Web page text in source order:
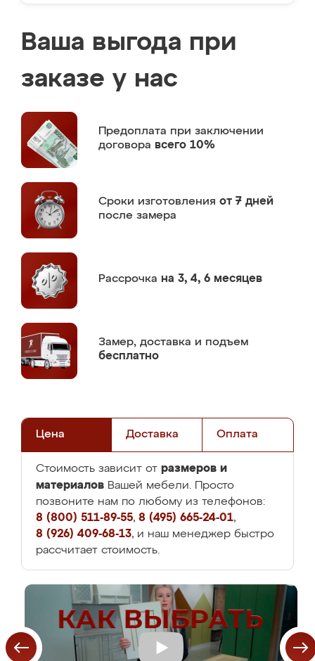
Ваша выгода при
заказе у нас
Предоплата при заключении
договора всего 10%
Сроки изготовления от 7 дней
после замера
Рассрочка на 3, 4, 6 месяцев
Замер, доставка и подъем
бесплатно
Цена Доставка Оплата
Стоимость зависит от размеров и
материалов Вашей мебели. Просто
позвоните нам по любому из телефонов:
8 (800) 511-89-55, 8 (495) 665-24-01,
8 (926) 409-68-13, и наш менеджер быстро
рассчитает стоимость.